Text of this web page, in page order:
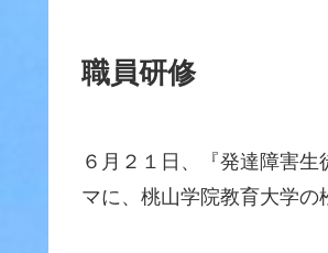
職員研修
６月２１日、『発達障害
マに、桃山学院教育大学の